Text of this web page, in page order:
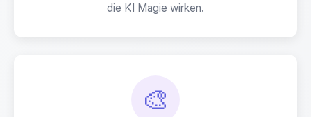
die KI Magie wirken.
🎨